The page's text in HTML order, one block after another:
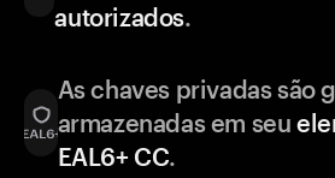
autorizados.
As chaves privadas são
armazenadas em seu
EAL6+ CC.